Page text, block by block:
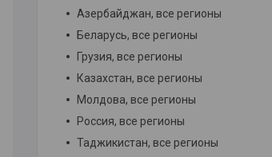
Азербайджан, все регионы
Беларусь, все регионы
Грузия, все регионы
Казахстан, все регионы
Молдова, все регионы
Россия, все регионы
Таджикистан, все регионы